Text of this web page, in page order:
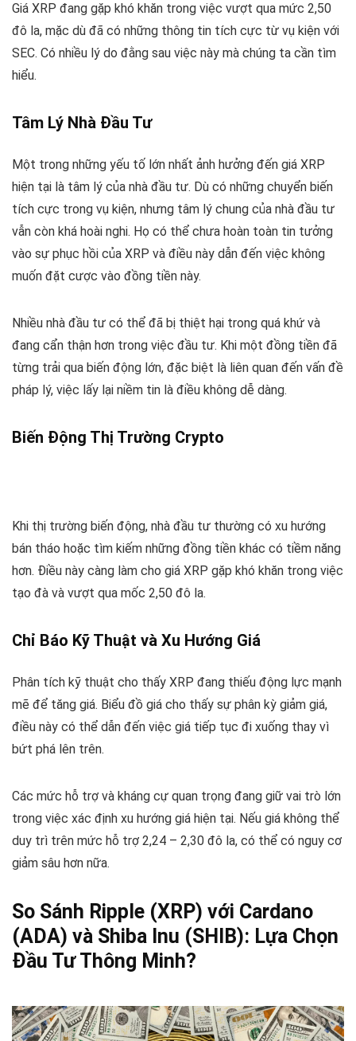
Giá XRP đang gặp khó khăn trong việc vượt qua mức 2,50
đô la, mặc dù đã có những thông tin tích cực từ vụ kiện với
SEC. Có nhiều lý do đằng sau việc này mà chúng ta cần tìm
hiểu.
Tâm Lý Nhà Đầu Tư
Một trong những yếu tố lớn nhất ảnh hưởng đến giá XRP
hiện tại là tâm lý của nhà đầu tư. Dù có những chuyển biến
tích cực trong vụ kiện, nhưng tâm lý chung của nhà đầu tư
vẫn còn khá hoài nghi. Họ có thể chưa hoàn toàn tin tưởng
vào sự phục hồi của XRP và điều này dẫn đến việc không
muốn đặt cược vào đồng tiền này.
Nhiều nhà đầu tư có thể đã bị thiệt hại trong quá khứ và
đang cẩn thận hơn trong việc đầu tư. Khi một đồng tiền đã
từng trải qua biến động lớn, đặc biệt là liên quan đến vấn đề
pháp lý, việc lấy lại niềm tin là điều không dễ dàng.
Biến Động Thị Trường Crypto
Khi thị trường biến động, nhà đầu tư thường có xu hướng
bán tháo hoặc tìm kiếm những đồng tiền khác có tiềm năng
hơn. Điều này càng làm cho giá XRP gặp khó khăn trong việc
tạo đà và vượt qua mốc 2,50 đô la.
Chỉ Báo Kỹ Thuật và Xu Hướng Giá
Phân tích kỹ thuật cho thấy XRP đang thiếu động lực mạnh
mẽ để tăng giá. Biểu đồ giá cho thấy sự phân kỳ giảm giá,
điều này có thể dẫn đến việc giá tiếp tục đi xuống thay vì
bứt phá lên trên.
Các mức hỗ trợ và kháng cự quan trọng đang giữ vai trò lớn
trong việc xác định xu hướng giá hiện tại. Nếu giá không thể
duy trì trên mức hỗ trợ 2,24 – 2,30 đô la, có thể có nguy cơ
giảm sâu hơn nữa.
So Sánh Ripple (XRP) với Cardano
(ADA) và Shiba Inu (SHIB): Lựa Chọn
Đầu Tư Thông Minh?